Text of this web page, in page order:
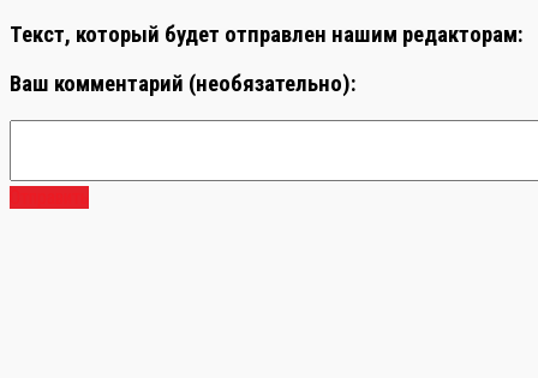
Текст, который будет отправлен нашим редакторам:
Ваш комментарий (необязательно):